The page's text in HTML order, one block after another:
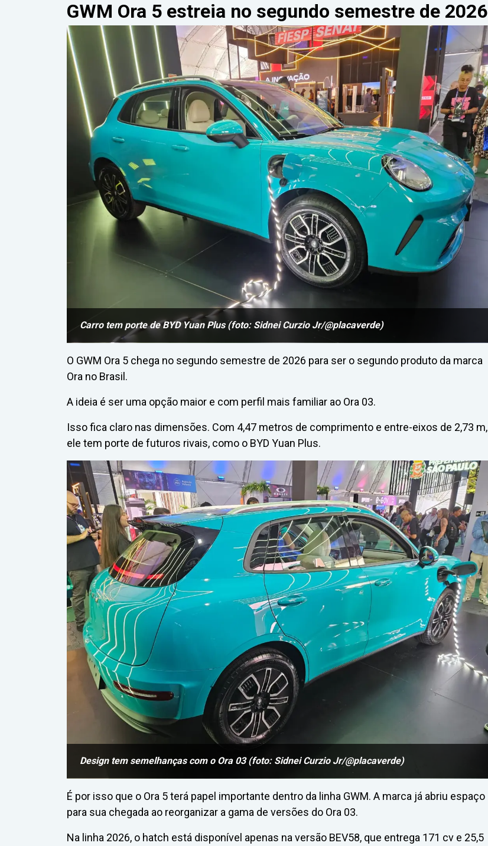
GWM Ora 5 estreia no segundo semestre de 2026
Carro tem porte de BYD Yuan Plus (foto: Sidnei Curzio Jr/@placaverde)
O GWM Ora 5 chega no segundo semestre de 2026 para ser o segundo produto da marca
Ora no Brasil.
A ideia é ser uma opção maior e com perfil mais familiar ao Ora 03.
Isso fica claro nas dimensões. Com 4,47 metros de comprimento e entre-eixos de 2,73 m,
ele tem porte de futuros rivais, como o BYD Yuan Plus.
Design tem semelhanças com o Ora 03 (foto: Sidnei Curzio Jr/@placaverde)
É por isso que o Ora 5 terá papel importante dentro da linha GWM. A marca já abriu espaço
para sua chegada ao reorganizar a gama de versões do Ora 03.
Na linha 2026, o hatch está disponível apenas na versão BEV58, que entrega 171 cv e 25,5